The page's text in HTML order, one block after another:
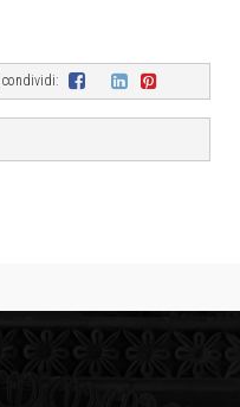
condividi: